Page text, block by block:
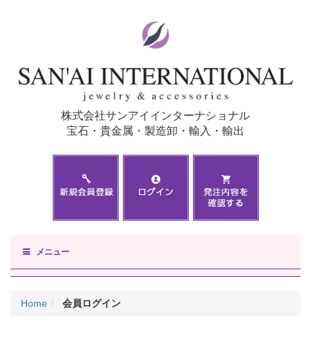
株式会社サンアイインターナショナル
宝石・貴金属・製造卸・輸入・輸出
メニュー
Home 会員ログイン